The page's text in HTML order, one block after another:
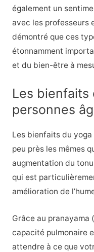
également un
avec les professeurs
démontré que ces
étonnamment
et du bien-être à
Les bienfaits
personnes
Les bienfaits du yoga
peu près les mêmes
augmentation du
qui est
amélioration de
Grâce au pranayama
capacité pulmonaire
attendre à ce que